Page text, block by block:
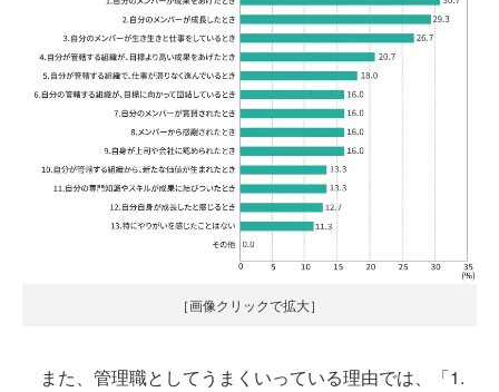
［画像クリックで拡大］
また、管理職としてうまくいっている理由では、「1.